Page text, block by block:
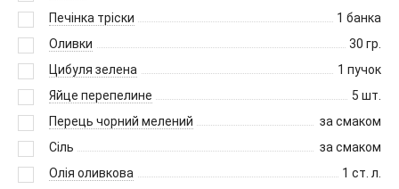
Печінка тріски
1 банка
Оливки
30 гр.
Цибуля зелена
1 пучок
Яйце перепелине
5 шт.
Перець чорний мелений
за смаком
Сіль
за смаком
Олія оливкова
1 ст. л.